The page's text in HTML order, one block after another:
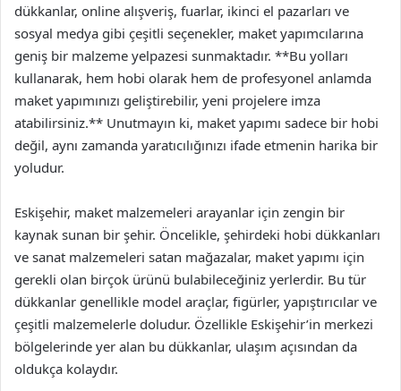
dükkanlar, online alışveriş, fuarlar, ikinci el pazarları ve
sosyal medya gibi çeşitli seçenekler, maket yapımcılarına
geniş bir malzeme yelpazesi sunmaktadır. **Bu yolları
kullanarak, hem hobi olarak hem de profesyonel anlamda
maket yapımınızı geliştirebilir, yeni projelere imza
atabilirsiniz.** Unutmayın ki, maket yapımı sadece bir hobi
değil, aynı zamanda yaratıcılığınızı ifade etmenin harika bir
yoludur.
Eskişehir, maket malzemeleri arayanlar için zengin bir
kaynak sunan bir şehir. Öncelikle, şehirdeki hobi dükkanları
ve sanat malzemeleri satan mağazalar, maket yapımı için
gerekli olan birçok ürünü bulabileceğiniz yerlerdir. Bu tür
dükkanlar genellikle model araçlar, figürler, yapıştırıcılar ve
çeşitli malzemelerle doludur. Özellikle Eskişehir’in merkezi
bölgelerinde yer alan bu dükkanlar, ulaşım açısından da
oldukça kolaydır.